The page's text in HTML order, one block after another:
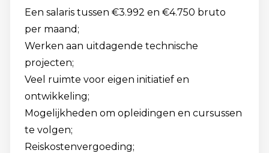
Een salaris tussen €3.992 en €4.750 bruto
per maand;
Werken aan uitdagende technische
projecten;
Veel ruimte voor eigen initiatief en
ontwikkeling;
Mogelijkheden om opleidingen en cursussen
te volgen;
Reiskostenvergoeding;